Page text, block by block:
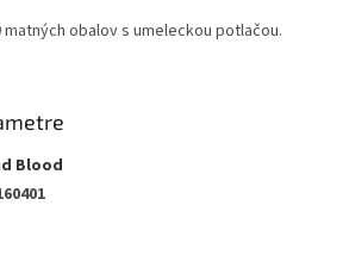
matných obalov s umeleckou potlačou.
Blood